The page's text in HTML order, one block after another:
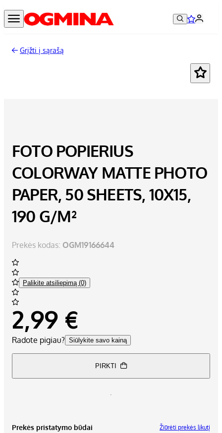
Grįžti į sąrašą
FOTO POPIERIUS
COLORWAY MATTE PHOTO
PAPER, 50 SHEETS, 10X15,
190 G/M²
Prekės kodas: OGM19166644
Palikite atsiliepimą (0)
2,99 €
Radote pigiau? Siūlykite savo kainą
PIRKTI
Prekės pristatymo būdai Žiūrėti prekės likutį